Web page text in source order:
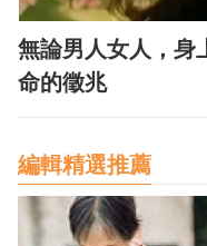
無論男人女人，身
命的徵兆
編輯精選推薦